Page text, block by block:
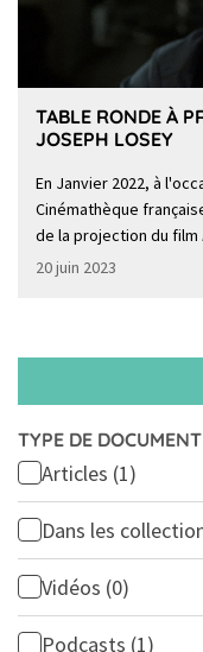
TABLE RONDE À
JOSEPH LOSEY
En Janvier 2022, à
Cinémathèque
de la projection du film
20 juin 2023
TYPE DE DOCUMENT
Articles (1)
Dans les
Vidéos (0)
Podcasts (1)